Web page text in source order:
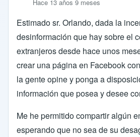
Hace 13 años 9 meses
Estimado sr. Orlando, dada la
desinformación que hay sobre el
extranjeros desde hace unos
crear una página en Facebook
la gente opine y ponga a
información que posea y desee
Me he permitido compartir algún
esperando que no sea de su